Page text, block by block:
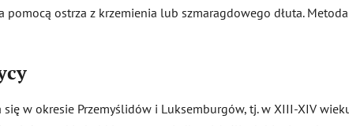
pomocą ostrza z krzemienia lub szmaragdowego dłuta.
w okresie Przemyślidów i Luksemburgów, tj. w XIII-XIV